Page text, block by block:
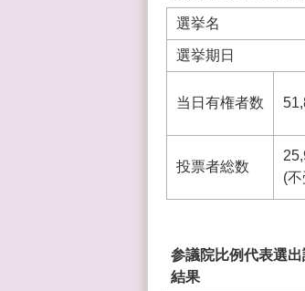
選挙名
選挙期日
当日有権者数
投票者総数
(
参議院比例代表選
結果